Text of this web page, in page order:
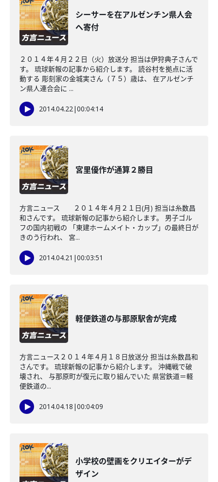
シーサーを在アルゼンチン県人会
へ寄付
２０１４年４月２２日（火）放送分 担当は伊狩典子さんで
す。 琉球新報の記事から紹介します。 読谷村を拠点に活
動する 彫刻家の金城実さん（７５）歳は、 在アルゼンチ
ン県人連合会に ...
2014.04.22|00:04:14
宮里優作が通算２勝目
方言ニュース ２０１４年４月２１日(月) 担当は糸数昌
和さんです。 琉球新報の記事から紹介します。 男子ゴル
フの国内初戦の 「東建ホームメイト・カップ」の最終日が
きのう行われ、 宮...
2014.04.21 |00:03:51
軽便鉄道の与那原駅舎が完成
方言ニュース２０１４年４月１８日放送分 担当は糸数昌和
さんです。 琉球新報の記事から紹介します。 沖縄戦で破
壊され、 与那原町が復元に取り組んでいた 県営鉄道＝軽
便鉄道の...
2014.04.18 |00:04:09
小学校の壁画をクリエイターがデ
ザイン